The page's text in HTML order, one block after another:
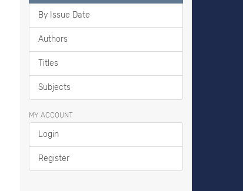
By Issue Date
Authors
Titles
Subjects
MY ACCOUNT
Login
Register